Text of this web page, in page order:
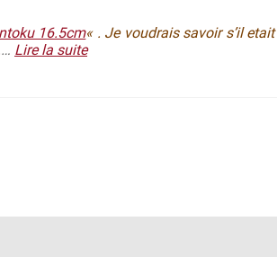
16.5cm« . Je voudrais savoir s’il
… Lire la suite